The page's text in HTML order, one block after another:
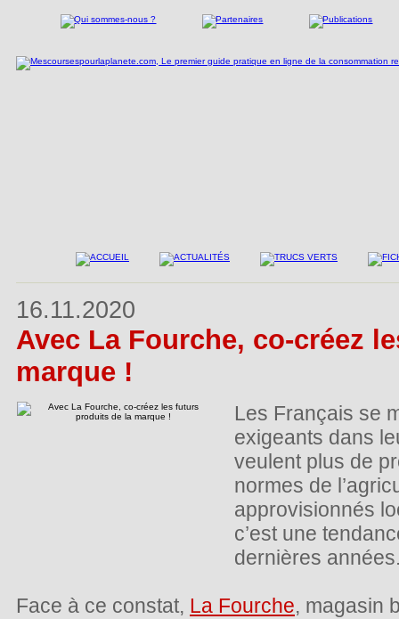
16.11.2020
Avec La Fourche, co-créez
marque !
Les Français se
exigeants dans
veulent plus de
normes de
approvisionnés
c’est une
dernières
Face à ce constat, La Fourche, magasin